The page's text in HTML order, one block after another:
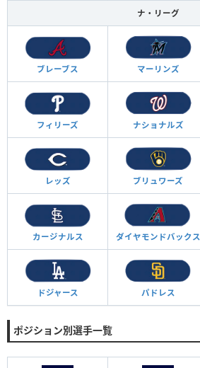
ナ・リーグ
ブレーブス マーリンズ
フィリーズ ナショナルズ
レッズ ブリュワーズ
カージナルス ダイヤモンドバックス
ドジャース パドレス
ポジション別選手一覧